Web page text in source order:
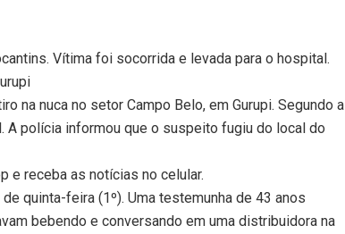
Vítima foi socorrida e levada para o hospital.
na nuca no setor Campo Belo, em Gurupi. Segundo a
polícia informou que o suspeito fugiu do local do
e receba as notícias no celular.
quinta-feira (1º). Uma testemunha de 43 anos
bebendo e conversando em uma distribuidora na